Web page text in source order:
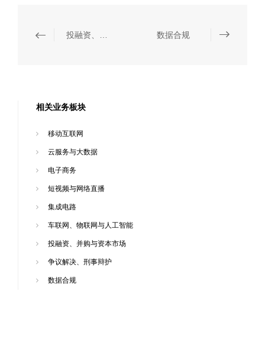
数据合规
相关业务板块
移动互联网
云服务与大数据
电子商务
短视频与网络直播
集成电路
车联网、物联网与人工智能
投融资、并购与资本市场
争议解决、刑事辩护
数据合规